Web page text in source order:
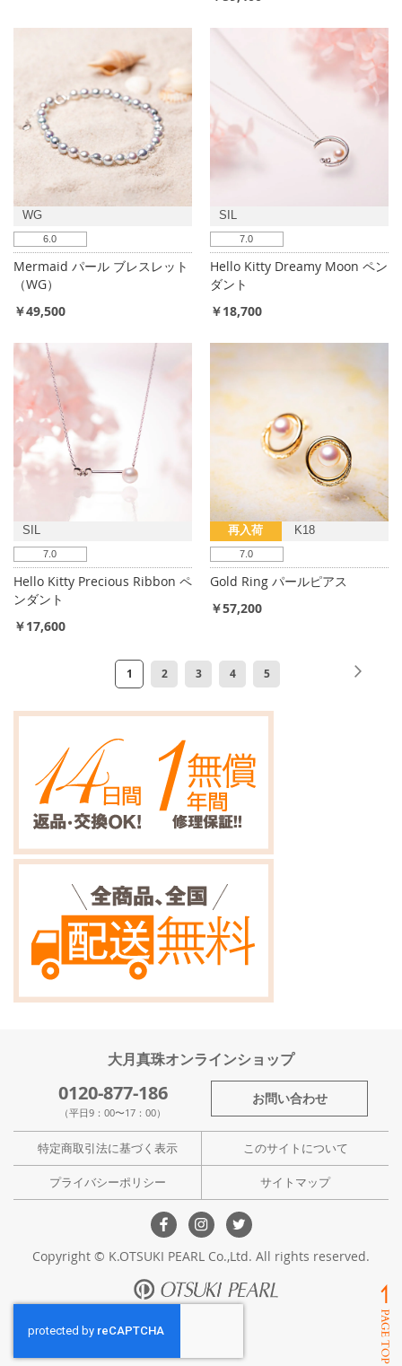
WG
6.0
Mermaid パール ブレスレット
（WG）
￥49,500
SIL
7.0
Hello Kitty Dreamy Moon ペン
ダント
￥18,700
SIL
7.0
Hello Kitty Precious Ribbon ペ
ンダント
￥17,600
再入荷 K18
7.0
Gold Ring パールピアス
￥57,200
ペ
ー
ペ
ん
で
い
ま
す
1
ペ
2
ペ
3
ペ
4
ペ
5
大月真珠オンラインショップ
0120-877-186
（平日9：00〜17：00）
お問い合わせ
特定商取引法に基づく表示 このサイトについて
プライバシーポリシー サイトマップ
Copyright © K.OTSUKI PEARL Co.,Ltd. All rights reserved.